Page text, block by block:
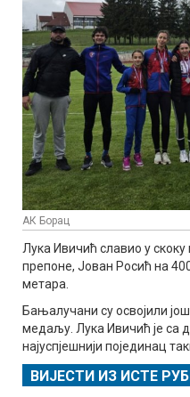
АК Борац
Лука Ивичић славио у
препоне, Јован Росић на
метара.
Бањалучани су освојили
медаљу. Лука Ивичић је са
најуспјешнији појединац
ВИЈЕСТИ ИЗ ИСТЕ